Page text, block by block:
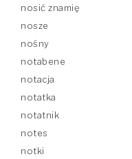
nosić znamię
nosze
nośny
notabene
notacja
notatka
notatnik
notes
notki